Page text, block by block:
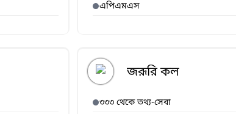
এপিএমএস
জরূরি কল
৩৩৩ থেকে তথ্য-সেবা